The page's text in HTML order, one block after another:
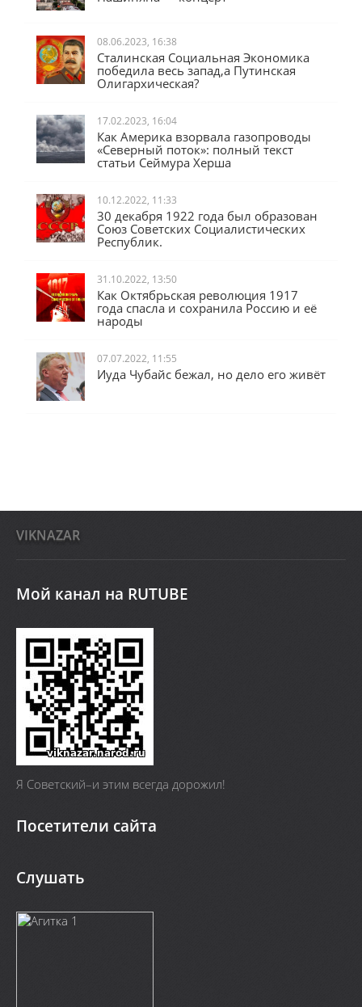
Пашиняна — концерт
08.06.2023, 16:38
Сталинская Социальная Экономика
победила весь запад,а Путинская
Олигархическая?
17.02.2023, 16:04
Как Америка взорвала газопроводы
«Северный поток»: полный текст
статьи Сеймура Херша
10.12.2022, 11:33
30 декабря 1922 года был образован
Союз Советских Социалистических
Республик.
31.10.2022, 13:50
Как Октябрьская революция 1917
года спасла и сохранила Россию и её
народы
07.07.2022, 11:55
Иуда Чубайс бежал, но дело его живёт
Мой канал на RUTUBE
Я Cоветский–и этим всегда дорожил!
Посетители сайта
Слушать